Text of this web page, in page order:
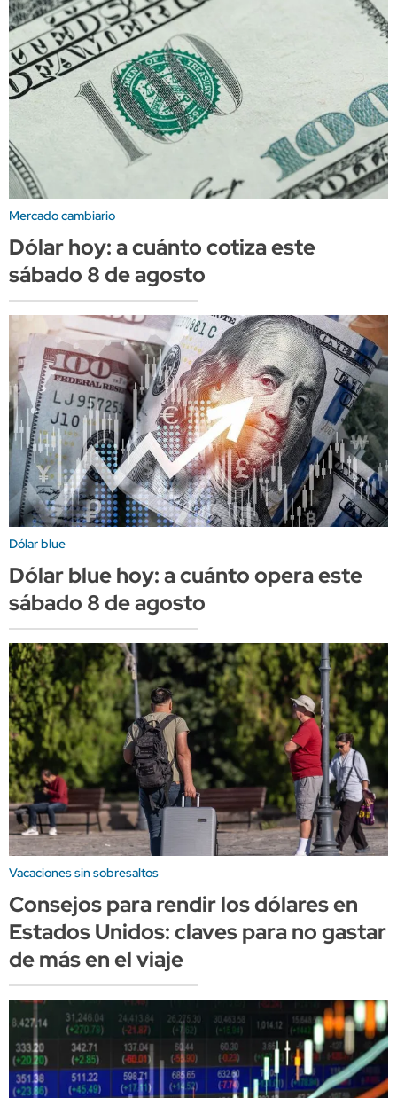
Mercado cambiario
Dólar hoy: a cuánto cotiza este
sábado 8 de agosto
Dólar blue
Dólar blue hoy: a cuánto opera este
sábado 8 de agosto
Vacaciones sin sobresaltos
Consejos para rendir los dólares en
Estados Unidos: claves para no gastar
de más en el viaje